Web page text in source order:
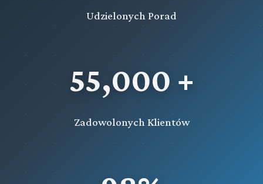
Udzielonych Porad
55,000 +
Zadowolonych Klientów